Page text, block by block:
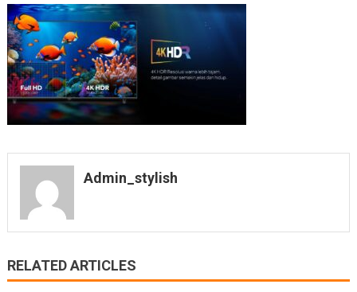
Admin_stylish
RELATED ARTICLES